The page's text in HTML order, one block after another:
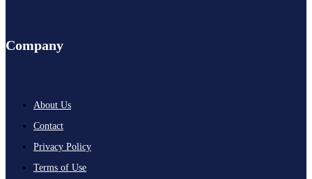
Company
About Us
Contact
Privacy Policy
Terms of Use